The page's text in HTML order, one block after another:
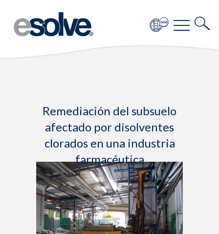
Remediación del subsuelo
afectado por disolventes
clorados en una industria
farmacéutica